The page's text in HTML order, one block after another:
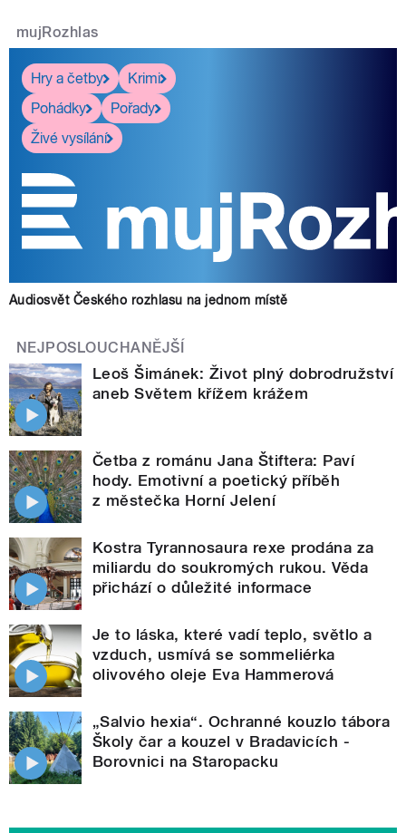
mujRozhlas
Hry a četby
Krimi
Pohádky
Pořady
Živé vysílání
Audiosvět Českého rozhlasu na jednom místě
NEJPOSLOUCHANĚJŠÍ
Leoš Šimánek: Život plný dobrodružství
aneb Světem křížem krážem
Četba z románu Jana Štiftera: Paví
hody. Emotivní a poetický příběh
z městečka Horní Jelení
Kostra Tyrannosaura rexe prodána za
miliardu do soukromých rukou. Věda
přichází o důležité informace
Je to láska, které vadí teplo, světlo a
vzduch, usmívá se sommeliérka
olivového oleje Eva Hammerová
„Salvio hexia“. Ochranné kouzlo tábora
Školy čar a kouzel v Bradavicích -
Borovnici na Staropacku